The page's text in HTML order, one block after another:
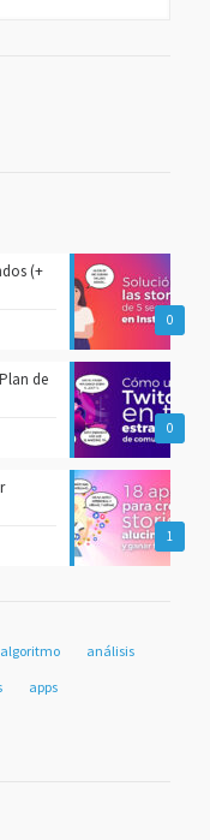
0
(+
0
de
1
algoritmo
análisis
apps